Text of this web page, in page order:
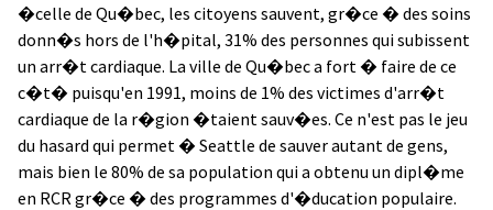
�celle de Qu�bec, les citoyens sauvent, gr�ce � des soins
donn�s hors de l'h�pital, 31% des personnes qui subissent
un arr�t cardiaque. La ville de Qu�bec a fort � faire de ce
c�t� puisqu'en 1991, moins de 1% des victimes d'arr�t
cardiaque de la r�gion �taient sauv�es. Ce n'est pas le jeu
du hasard qui permet � Seattle de sauver autant de gens,
mais bien le 80% de sa population qui a obtenu un dipl�me
en RCR gr�ce � des programmes d'�ducation populaire.